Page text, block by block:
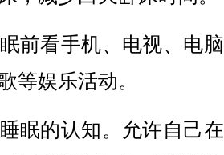
看手机、电视、电
等娱乐活动。
的认知。允许自己